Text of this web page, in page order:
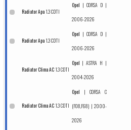
Radiator Apa 1.3 CDTI
Opel | CORSA D |
2006-2026
Radiator Apa 1.3 CDTI
Opel | CORSA D |
2006-2026
Radiator Clima AC 1.3 CDTI
Opel |ASTRA H |
2004-2026
Radiator Clima AC 1.3 CDTI
Opel |CORSA C
(F08,F68) | 2000-
2026